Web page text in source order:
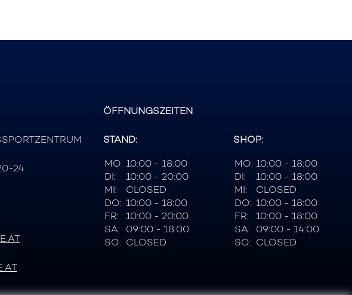
24
ÖFFNUNGSZEITEN
STAND:
MO: 10:00 - 18:00
DI:
10:00 - 20:00
MI:
CLOSED
DO: 10:00 - 18:00
FR:
10:00 - 20:00
SA: 09:00 - 18:00
SO: CLOSED
SHOP:
MO: 10:00 - 18:00
DI:
10:00 - 18:00
MI:
CLOSED
DO: 10:00 - 18:00
FR:
10:00 - 18:00
SA: 09:00 - 14:00
SO: CLOSED